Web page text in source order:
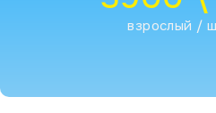
взрослый /